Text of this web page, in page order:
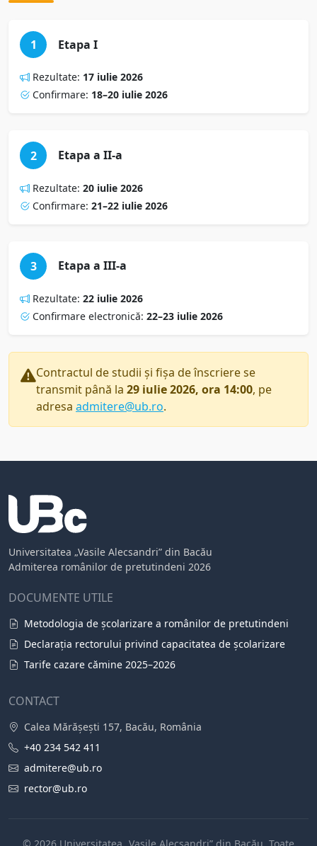
1 Etapa I
Rezultate: 17 iulie 2026
Confirmare: 18–20 iulie 2026
2 Etapa a II-a
Rezultate: 20 iulie 2026
Confirmare: 21–22 iulie 2026
3 Etapa a III-a
Rezultate: 22 iulie 2026
Confirmare electronică: 22–23 iulie 2026
Contractul de studii și fișa de înscriere se
transmit până la 29 iulie 2026, ora 14:00, pe
adresa admitere@ub.ro.
Universitatea „Vasile Alecsandri” din Bacău
Admiterea românilor de pretutindeni 2026
DOCUMENTE UTILE
Metodologia de școlarizare a românilor de pretutindeni
Declarația rectorului privind capacitatea de școlarizare
Tarife cazare cămine 2025–2026
CONTACT
Calea Mărășești 157, Bacău, România
+40 234 542 411
admitere@ub.ro
rector@ub.ro